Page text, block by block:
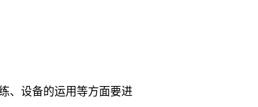
、设备的运用等方面要进